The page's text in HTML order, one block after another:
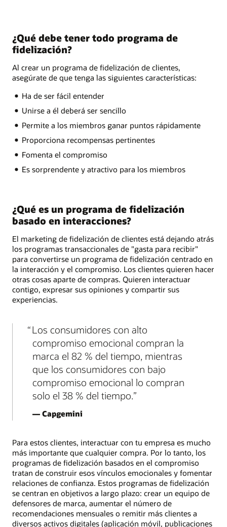
¿Qué debe tener todo programa de
fidelización?
Al crear un programa de fidelización de clientes,
asegúrate de que tenga las siguientes características:
Ha de ser fácil entender
Unirse a él deberá ser sencillo
Permite a los miembros ganar puntos rápidamente
Proporciona recompensas pertinentes
Fomenta el compromiso
Es sorprendente y atractivo para los miembros
¿Qué es un programa de fidelización
basado en interacciones?
El marketing de fidelización de clientes está dejando atrás
los programas transaccionales de "gasta para recibir"
para convertirse un programa de fidelización centrado en
la interacción y el compromiso. Los clientes quieren hacer
otras cosas aparte de compras. Quieren interactuar
contigo, expresar sus opiniones y compartir sus
experiencias.
Los consumidores con alto
compromiso emocional compran la
marca el 82 % del tiempo, mientras
que los consumidores con bajo
compromiso emocional lo compran
solo el 38 % del tiempo.
— Capgemini
Para estos clientes, interactuar con tu empresa es mucho
más importante que cualquier compra. Por lo tanto, los
programas de fidelización basados en el compromiso
tratan de construir esos vínculos emocionales y fomentar
relaciones de confianza. Estos programas de fidelización
se centran en objetivos a largo plazo: crear un equipo de
defensores de marca, aumentar el número de
recomendaciones mensuales o remitir más clientes a
diversos activos digitales (aplicación móvil, publicaciones